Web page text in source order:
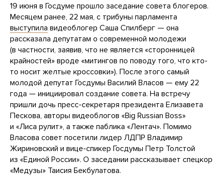
19 июня в Госдуме прошло заседание совета блогеров.
Месяцем ранее, 22 мая, с трибуны парламента
выступила видеоблогер Саша Спилберг — она
рассказала депутатам о современной молодежи
(в частности, заявив, что не является «сторонницей
крайностей» вроде «митингов по поводу того, что кто-
то носит желтые кроссовки»). После этого самый
молодой депутат Госдумы Василий Власов — ему 22
года — инициировал создание совета. На встречу
пришли дочь пресс-секретаря президента Елизавета
Пескова, авторы видеоблогов «Big Russian Boss»
и «Лиса рулит», а также паблика «Лентач». Помимо
Власова совет посетили лидер ЛДПР Владимир
Жириновский и вице-спикер Госдумы Петр Толстой
из «Единой России». О заседании рассказывает спецкор
«Медузы» Таисия Бекбулатова.